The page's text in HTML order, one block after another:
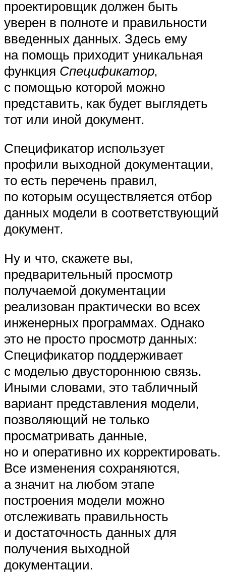
проектировщик должен быть
уверен в полноте и правильности
введенных данных. Здесь ему
на помощь приходит уникальная
функция Спецификатор,
с помощью которой можно
представить, как будет выглядеть
тот или иной документ.
Спецификатор использует
профили выходной документации,
то есть перечень правил,
по которым осуществляется отбор
данных модели в соответствующий
документ.
Ну и что, скажете вы,
предварительный просмотр
получаемой документации
реализован практически во всех
инженерных программах. Однако
это не просто просмотр данных:
Спецификатор поддерживает
с моделью двустороннюю связь.
Иными словами, это табличный
вариант представления модели,
позволяющий не только
просматривать данные,
но и оперативно их корректировать.
Все изменения сохраняются,
а значит на любом этапе
построения модели можно
отслеживать правильность
и достаточность данных для
получения выходной
документации.